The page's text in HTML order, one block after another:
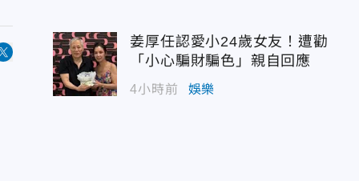
姜厚任認愛小24歲女友！遭勸
「小心騙財騙色」親自回應
4小時前 娛樂